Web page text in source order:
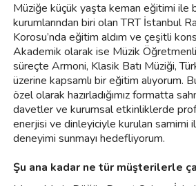
Müziğe küçük yaşta keman eğitimi ile
kurumlarından biri olan TRT İstanbul
Korosu’nda eğitim aldım ve çeşitli
Akademik olarak ise Müzik
süreçte Armoni, Klasik Batı Müziği,
üzerine kapsamlı bir eğitim alıyorum.
özel olarak hazırladığımız formatta
davetler ve kurumsal etkinliklerde
enerjisi ve dinleyiciyle kurulan samimi
deneyimi sunmayı hedefliyorum.
Şu ana kadar ne tür müşterilerle